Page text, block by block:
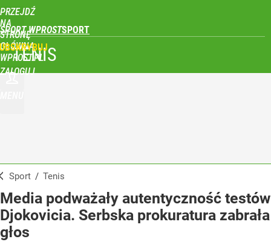
PRZEJDŹ
NA
STRONĘ
GŁÓWNĄ
WPROST.PL
SPORT WPROST
ZALOGUJ
TENIS
Sport / Tenis
Media podważały autentyczność testów
Djokovicia. Serbska prokuratura zabrała
głos